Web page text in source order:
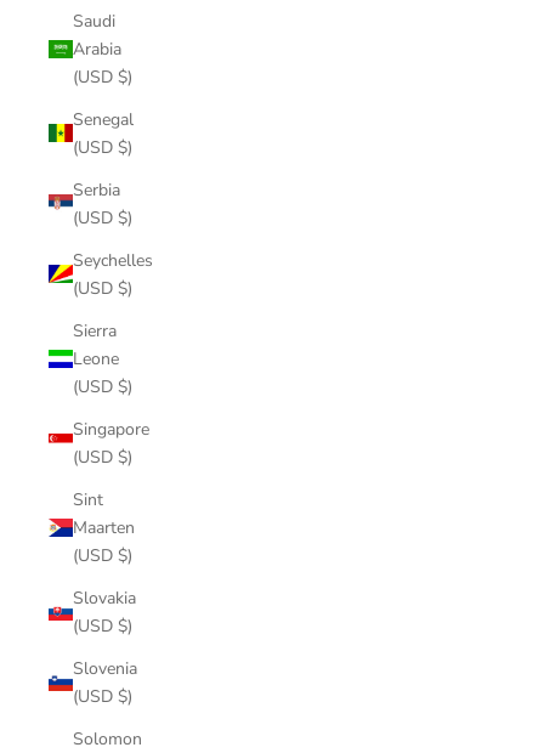
Saudi
Arabia
(USD $)
Senegal
(USD $)
Serbia
(USD $)
Seychelles
(USD $)
Sierra
Leone
(USD $)
Singapore
(USD $)
Sint
Maarten
(USD $)
Slovakia
(USD $)
Slovenia
(USD $)
Solomon